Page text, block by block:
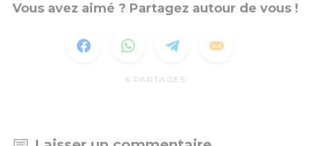
Vous avez aimé ? Partagez autour de vous !
6 PARTAGES